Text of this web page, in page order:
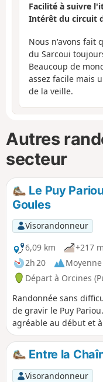
Facilité à suivre
Intérêt du circuit
Nous n'avons fait
du Sarcoui
Beaucoup de
assez facile mais
de la veille.
Autres
secteur
Le Puy
Goules
Visorandonneur
6,09 km
+217 m
2h 20
Moyenne
Départ à Orcines
Randonnée sans
de gravir le Puy
agréable au début et
parcours avec de très
Puy de Dôme lors du
Interdiction de
volcan et d'en faire le
Entre la
Visorandonneur